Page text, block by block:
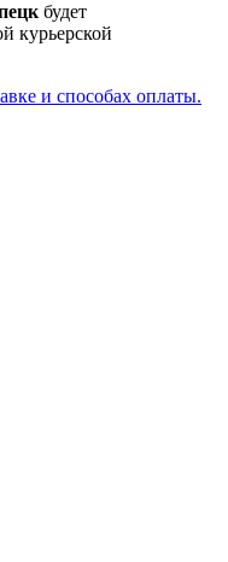
будет
курьерской
и способах оплаты.